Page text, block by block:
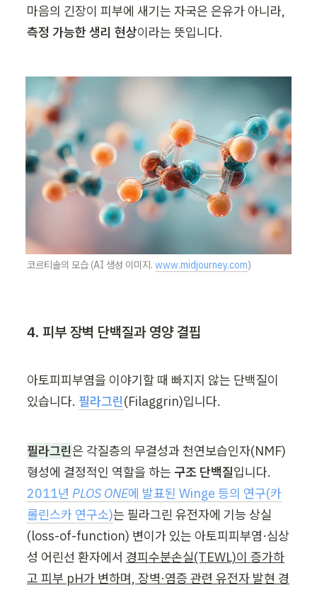
측정 가능한 생리 현상이라는 뜻입니다.
코르티솔의 모습 (AI 생성 이미지. www.midjourney.com)
4. 피부 장벽 단백질과 영양 결핍
아토피피부염을 이야기할 때 빠지지 않는 단백질이
있습니다. 필라그린(Filaggrin)입니다.
필라그린은 각질층의 무결성과 천연보습인자(NMF)
형성에 결정적인 역할을 하는 구조 단백질
2011년 PLOS ONE에 발표된 Winge 등의 연구(카
롤린스카 연구소)는 필라그린 유전자에 기능 상실
(loss-of-function) 변이가 있는 아토피피부염·심상
성 어린선 환자에서 경피수분손실(TEWL)이 증가하
고 피부 pH가 변하며, 장벽·염증 관련 유전자 발현 경